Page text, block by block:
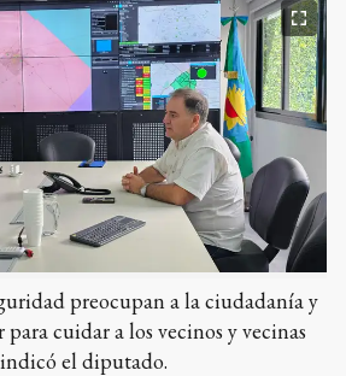
preocupan a la ciudadanía y
cuidar a los vecinos y vecinas
el diputado.